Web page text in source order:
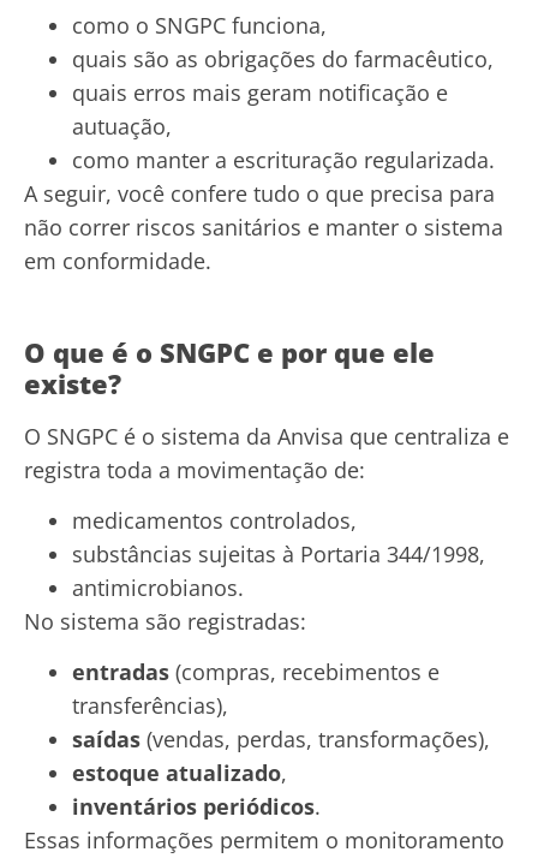
como o SNGPC funciona,
quais são as obrigações do farmacêutico,
quais erros mais geram notificação e
autuação,
como manter a escrituração regularizada.
A seguir, você confere tudo o que precisa para
não correr riscos sanitários e manter o sistema
em conformidade.
O que é o SNGPC e por que ele
existe?
O SNGPC é o sistema da Anvisa que centraliza e
registra toda a movimentação de:
medicamentos controlados,
substâncias sujeitas à Portaria 344/1998,
antimicrobianos.
No sistema são registradas:
entradas (compras, recebimentos e
transferências),
saídas (vendas, perdas, transformações),
estoque atualizado,
inventários periódicos.
Essas informações permitem o monitoramento